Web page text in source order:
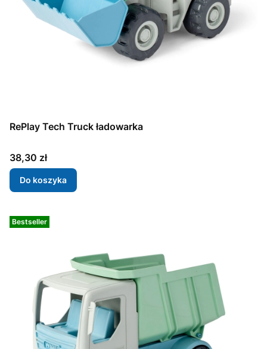
RePlay Tech Truck ładowarka
Cena
38,30 zł
Do koszyka
Bestseller